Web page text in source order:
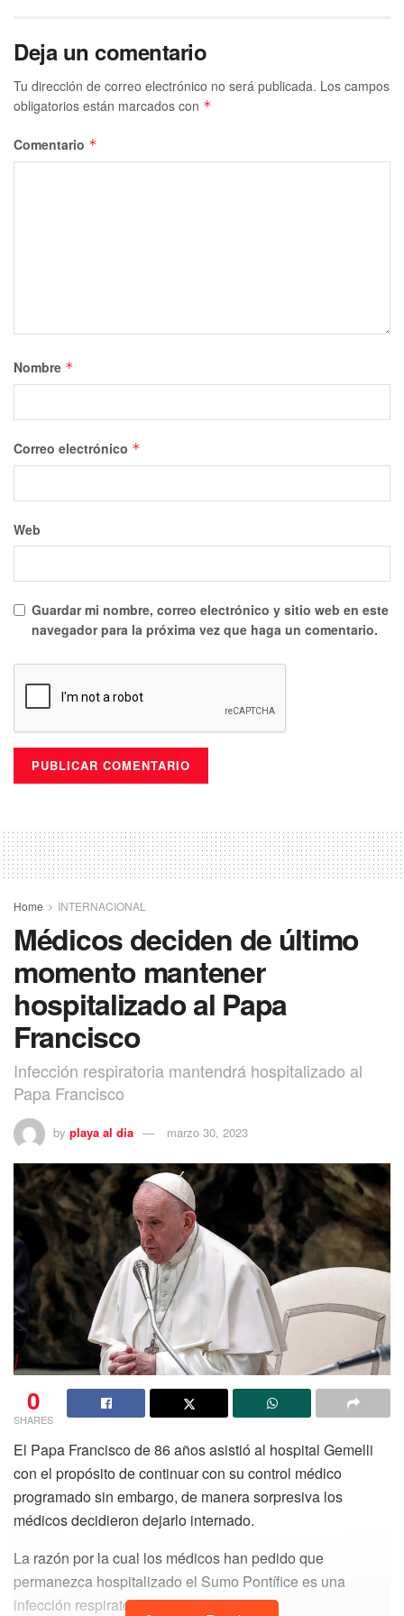
Deja un comentario
Tu dirección de correo electrónico no será publicada. Los campos
obligatorios están marcados con *
Comentario *
Nombre *
Correo electrónico *
Web
Guardar mi nombre, correo electrónico y sitio web en este
navegador para la próxima vez que haga un comentario.
Home INTERNACIONAL
Médicos deciden de último
momento mantener
hospitalizado al Papa
Francisco
Infección respiratoria mantendrá hospitalizado al
Papa Francisco
by playa al dia marzo 30, 2023
0
SHARES
El Papa Francisco de 86 años asistió al hospital Gemelli
con el propósito de continuar con su control médico
programado sin embargo, de manera sorpresiva los
médicos decidieron dejarlo internado.
La razón por la cual los médicos han pedido que
permanezca hospitalizado el Sumo Pontífice es una
infección respiratoria.